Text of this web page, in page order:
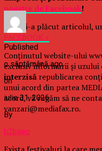
noastre de Facebook!
Dacă ţi-a plăcut articolul,
FACEBOOK »
Conținutul website-ului
exclusiv informării și uzului
interzisă republicarea
unui acord din partea
acord, vă rugăm să ne
vanzari@mediafax.ro.
Published
o săptămână ago
on
iulie 31, 2026
By
b2bseo
Exista festivaluri la care